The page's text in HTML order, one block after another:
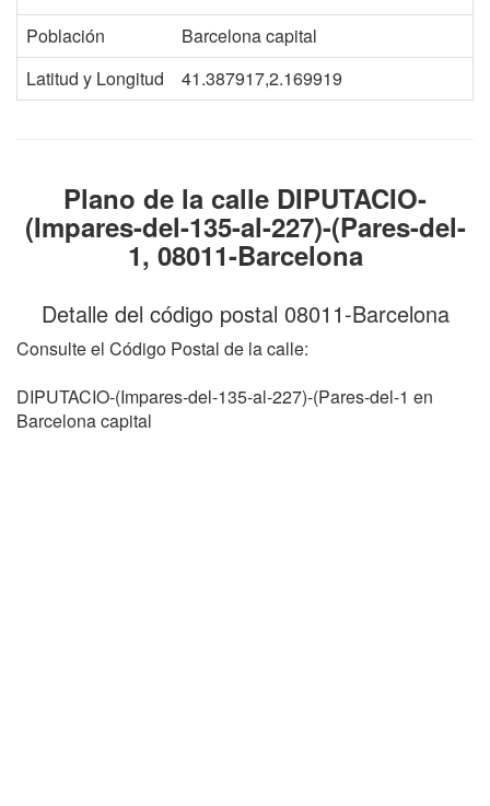
Población
Barcelona capital
Latitud y Longitud
41.387917,2.169919
Plano de la calle DIPUTACIO-
(Impares-del-135-al-227)-(Pares-del-
1, 08011-Barcelona
Detalle del código postal 08011-Barcelona
Consulte el Código Postal de la calle:
DIPUTACIO-(Impares-del-135-al-227)-(Pares-del-1 en
Barcelona capital